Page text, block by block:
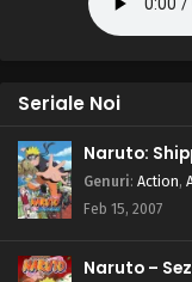
Seriale Noi
Naruto:
Genuri: Action,
Feb 15, 2007
Naruto –